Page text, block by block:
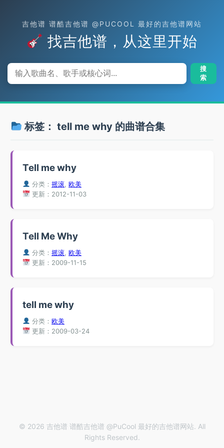
吉他谱 谱酷吉他谱 @PUCOOL 最好的吉他谱网站
找吉他谱，从这里开始
搜
索
标签： tell me why的曲谱合集
Tell me why
分类：摇滚 ,欧美
更新：2012-11-03
Tell Me Why
分类：摇滚 ,欧美
更新：2009-11-15
tell me why
分类：欧美
更新：2009-03-24
© 2026 吉他谱 谱酷吉他谱 @PuCool 最好的吉他谱网站. All
Rights Reserved.